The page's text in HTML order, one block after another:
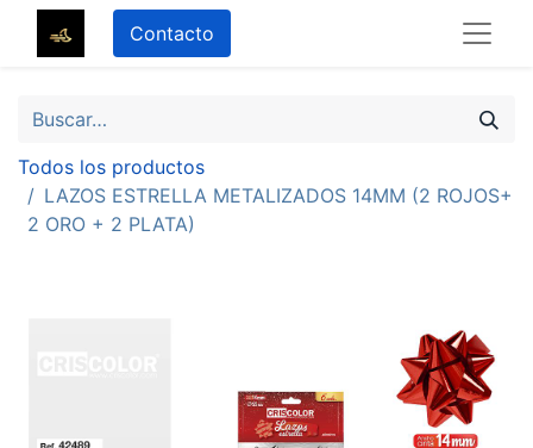
Contacto
Todos los productos
LAZOS ESTRELLA METALIZADOS 14MM (2 ROJOS+
2 ORO + 2 PLATA)